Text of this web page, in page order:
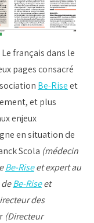
français dans le
pages consacré
Be-Riseet
et plus
enjeux
en situation de
Scola (médecin
Be-Riseet expert au
Be-Riseet
des
(Directeur